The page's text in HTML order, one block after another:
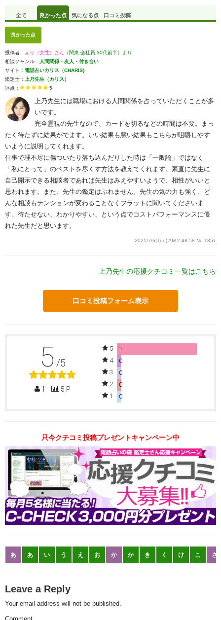
全て 良かった点 気になる点 口コミ投稿
良かった点
投稿者： えり（女性）さん （関東 会社員 30代前半）より
相談ジャンル： 人間関係・友人・付き合い
サイト： 電話占いカリス（CHARIS)
鑑定士：
上乃先生（カリス）
評点：
5
上乃先生には職場における人間関係を占っていただくことが多
いです。
完全霊視の先生なので、カードを切るなどの時間は不要。まっ
たく待たずに結果がでます。いい結果も悪い結果もこちらが咀嚼しやす
いように説明してくれます。
仕事で理不尽に傷ついたり落ち込んだりした時は「一般論」ではなく
「私にとって」のベストを尽くす方法を教えてくれます。素直に先生に
自己開示できる相談者であれば先生はみえやすいようで、相性がいいと
思われます。また、先生の鑑定はぶれません。先生の気の力も強く、ど
んな相談もテンションが変わることなくフラットに聞いてくださいま
す。待たせない、わかりやすい、という点でコストパフォーマンスに優
れた先生だと思います。
2021/7/6(Tue) AM 2:48:58 No:1351
上乃先生の応援クチコミ一覧はこちら
口コミ投稿フォーム表示
5 /5
1 5 P
5
1
4
0
3
0
2
0
1
0
只今クチコミ投稿プレゼントキャンペーン中
あ あ い う え お か か き く け こ さ
Leave a Reply
Your email address will not be published.